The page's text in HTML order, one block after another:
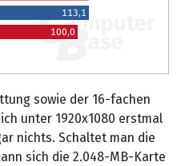
113,1
100,0
sowie der 16-fachen
unter 1920x1080 erstmal
nichts. Schaltet man die
sich die 2.048-MB-Karte